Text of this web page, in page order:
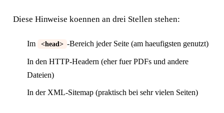
Diese Hinweise koennen an drei Stellen stehen:
Im <head> -Bereich jeder Seite (am haeufigsten genutzt)
In den HTTP-Headern (eher fuer PDFs und andere
Dateien)
In der XML-Sitemap (praktisch bei sehr vielen Seiten)